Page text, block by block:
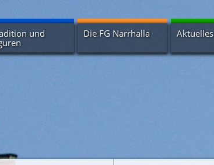
und Die FG Narrhalla Aktuelles